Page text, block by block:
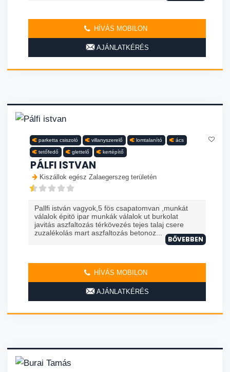
HÍVÁS MOBILON
AJÁNLATKÉRÉS
parketta csiszoló villanyszerelő lomtalanító ács
tetőfedő glettelő kertépítő
PÁLFI ISTVAN
Kiszállok egész Zalaegerszeg területén
Pallfi istván vagyok,5 fös csapatomvan ,munkát
válalok épitö ipar munkák válalok ut burkolat
javitás aszfaltozás térkövezés tejes talaj csere
zuzalékolás mart aszfaltozás betonoz...
BŐVEBBEN
HÍVÁS MOBILON
AJÁNLATKÉRÉS